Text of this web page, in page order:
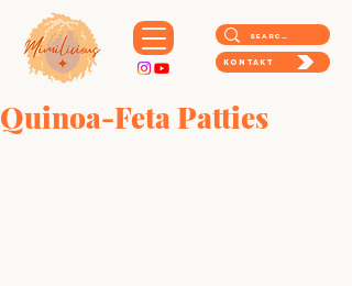
Kontakt
Quinoa-Feta Patties